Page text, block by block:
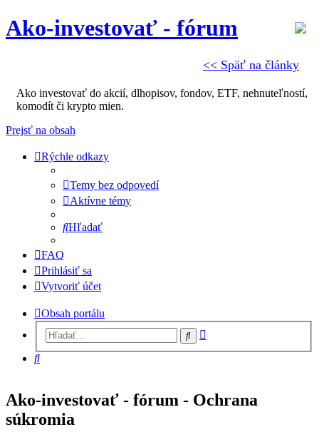
<< Späť na články
Ako-investovať - fórum
Ako investovať do akcií, dlhopisov, fondov, ETF, nehnuteľností,
komodít či krypto mien.
Prejsť na obsah
Rýchle odkazy
Temy bez odpovedí
Aktívne témy
Hľadať
FAQ
Prihlásiť sa
Vytvoriť účet
Obsah portálu
Hľadať
Hľadať
Ako-investovať - fórum - Ochrana
súkromia